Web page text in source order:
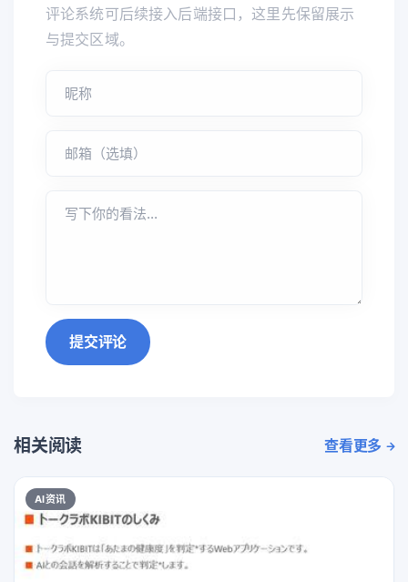
评论系统可后续接入后端接口，这里先保留展示
与提交区域。
提交评论
相关阅读 查看更多
AI资讯